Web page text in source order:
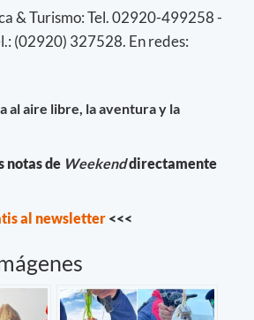
& Turismo: Tel. 02920-499258 -
(02920) 327528. En redes:
al aire libre, la aventura y la
notas de Weekenddirectamente
al newsletter <<<